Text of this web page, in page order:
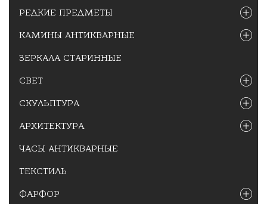
РЕДКИЕ ПРЕДМЕТЫ
КАМИНЫ АНТИКВАРНЫЕ
ЗЕРКАЛА СТАРИННЫЕ
СВЕТ
СКУЛЬПТУРА
АРХИТЕКТУРА
ЧАСЫ АНТИКВАРНЫЕ
ТЕКСТИЛЬ
ФАРФОР